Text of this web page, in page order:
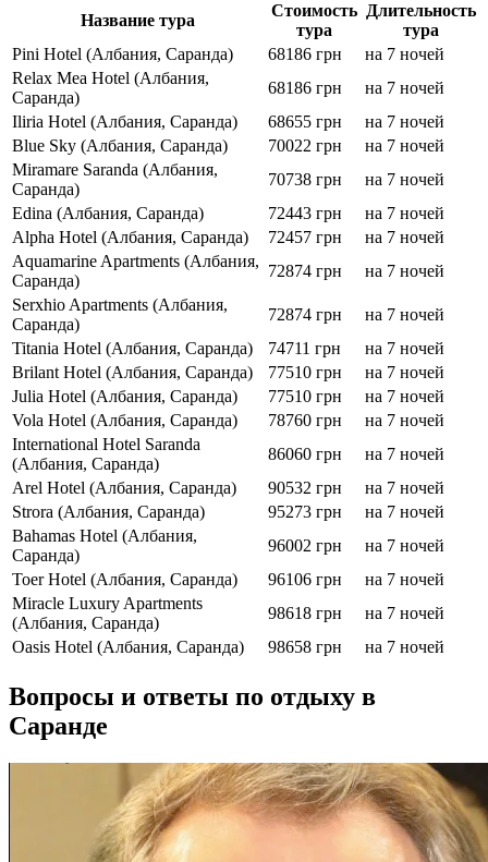
Название тура
Стоимость
тура
Длительность
тура
Pini Hotel (Албания, Саранда)
68186 грн
на 7 ночей
Relax Mea Hotel (Албания,
Саранда)
68186 грн
на 7 ночей
Iliria Hotel (Албания, Саранда)
68655 грн
на 7 ночей
Blue Sky (Албания, Саранда)
70022 грн
на 7 ночей
Miramare Saranda (Албания,
Саранда)
70738 грн
на 7 ночей
Edina (Албания, Саранда)
72443 грн
на 7 ночей
Alpha Hotel (Албания, Саранда)
72457 грн
на 7 ночей
Aquamarine Apartments (Албания,
Саранда)
72874 грн
на 7 ночей
Serxhio Apartments (Албания,
Саранда)
72874 грн
на 7 ночей
Titania Hotel (Албания, Саранда)
74711 грн
на 7 ночей
Brilant Hotel (Албания, Саранда)
77510 грн
на 7 ночей
Julia Hotel (Албания, Саранда)
77510 грн
на 7 ночей
Vola Hotel (Албания, Саранда)
78760 грн
на 7 ночей
International Hotel Saranda
(Албания, Саранда)
86060 грн
на 7 ночей
Arel Hotel (Албания, Саранда)
90532 грн
на 7 ночей
Strora (Албания, Саранда)
95273 грн
на 7 ночей
Bahamas Hotel (Албания,
Саранда)
96002 грн
на 7 ночей
Toer Hotel (Албания, Саранда)
96106 грн
на 7 ночей
Miracle Luxury Apartments
(Албания, Саранда)
98618 грн
на 7 ночей
Oasis Hotel (Албания, Саранда)
98658 грн на 7 ночей
Вопросы и ответы по отдыху в
Саранде